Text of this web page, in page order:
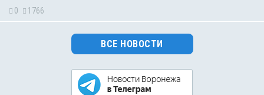
0 1766
ВСЕ НОВОСТИ